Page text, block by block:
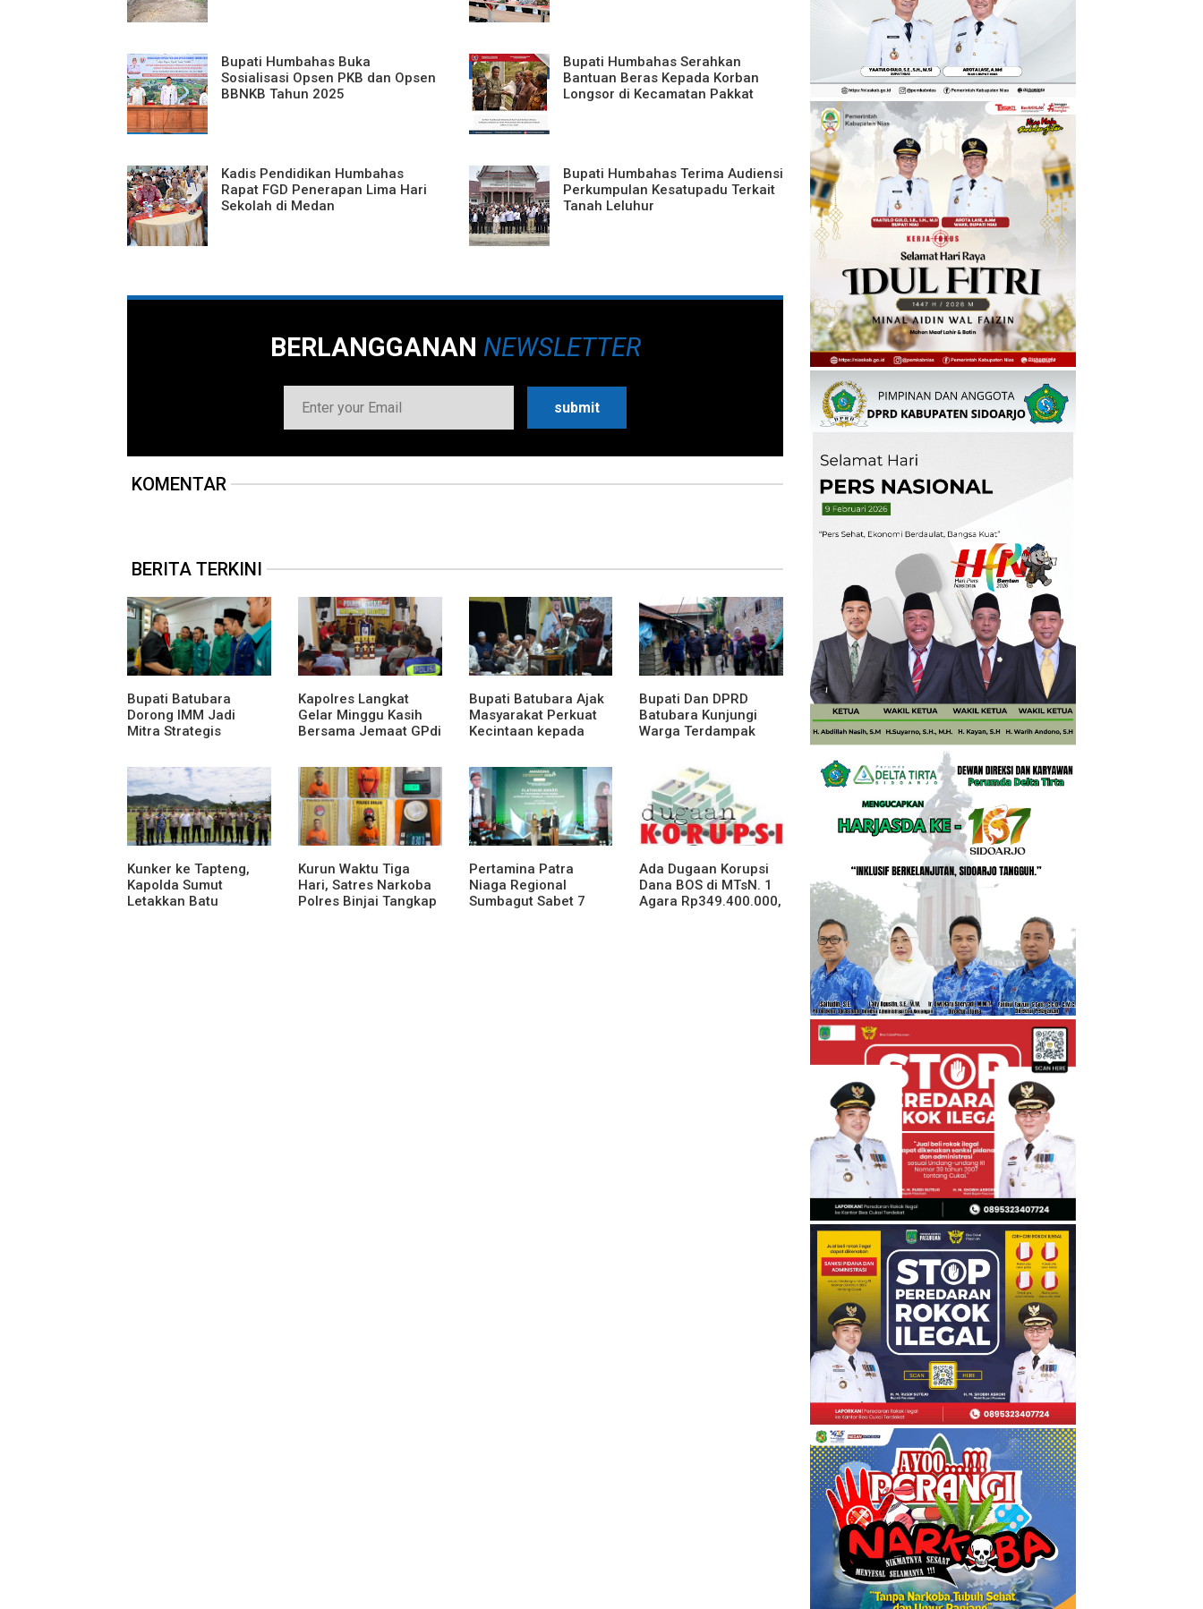
Bupati Humbahas Buka
Sosialisasi Opsen PKB dan Opsen
BBNKB Tahun 2025
Bupati Humbahas Serahkan
Bantuan Beras Kepada Korban
Longsor di Kecamatan Pakkat
Kadis Pendidikan Humbahas
Rapat FGD Penerapan Lima Hari
Sekolah di Medan
Bupati Humbahas Terima Audiensi
Perkumpulan Kesatupadu Terkait
Tanah Leluhur
BERLANGGANAN NEWSLETTER
KOMENTAR
BERITA TERKINI
Bupati Batubara
Dorong IMM Jadi
Mitra Strategis
Muda
Kapolres Langkat
Gelar Minggu Kasih
Bersama Jemaat GPdi
Bupati Batubara Ajak
Masyarakat Perkuat
Kecintaan kepada
Bupati Dan DPRD
Batubara Kunjungi
Warga Terdampak
Kunker ke Tapteng,
Kapolda Sumut
Letakkan Batu
Kurun Waktu Tiga
Hari, Satres Narkoba
Polres Binjai Tangkap
Pertamina Patra
Niaga Regional
Sumbagut Sabet 7
Ada Dugaan Korupsi
Dana BOS di MTsN. 1
Agara Rp349.400.000,